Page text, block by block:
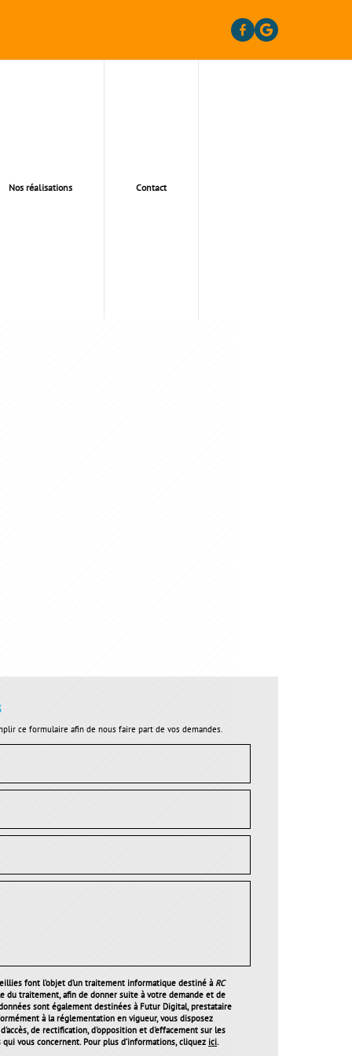
Nos réalisations Contact
ce formulaire afin de nous faire part de vos demandes.
font l’objet d’un traitement informatique destiné àRC
du traitement, afin de donner suite à votre demande et de
sont également destinées à Futur Digital, prestataire
à la réglementation en vigueur, vous disposez
de rectification, d'opposition et d'effacement sur les
vous concernent. Pour plus d’informations, cliquez ici.